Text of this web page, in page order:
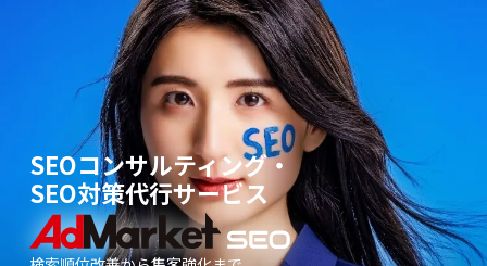
SEOコンサルティング・
SEO対策代行サービス